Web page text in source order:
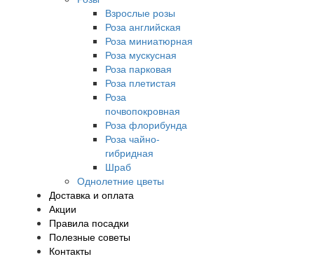
Взрослые розы
Роза английская
Роза миниатюрная
Роза мускусная
Роза парковая
Роза плетистая
Роза
почвопокровная
Роза флорибунда
Роза чайно-
гибридная
Шраб
Однолетние цветы
Доставка и оплата
Акции
Правила посадки
Полезные советы
Контакты